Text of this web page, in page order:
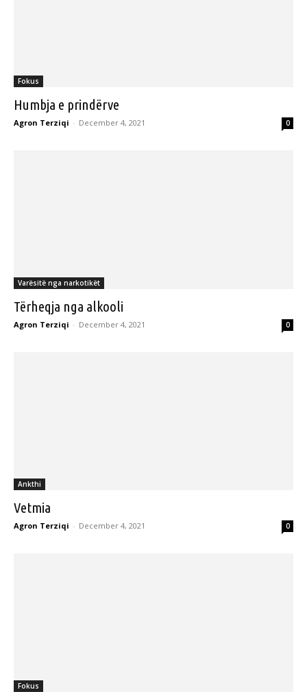
Fokus
Humbja e prindërve
Agron Terziqi - December 4, 2021 0
Varësitë nga narkotikët
Tërheqja nga alkooli
Agron Terziqi - December 4, 2021 0
Ankthi
Vetmia
Agron Terziqi - December 4, 2021 0
Fokus